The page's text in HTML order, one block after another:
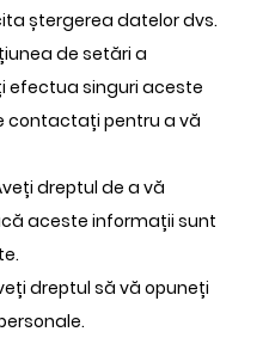
ștergerea datelor dvs.
de setări a
efectua singuri aceste
contactați pentru a vă
dreptul de a vă
aceste informații sunt
dreptul să vă opuneți